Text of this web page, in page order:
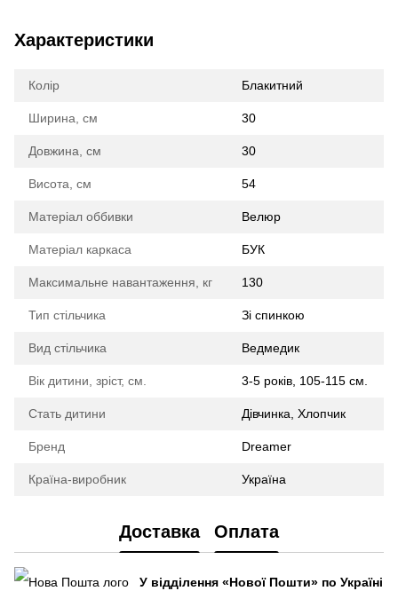
Характеристики
Колір Блакитний
Ширина, см 30
Довжина, см 30
Висота, см 54
Матеріал оббивки Велюр
Матеріал каркаса БУК
Максимальне навантаження, кг 130
Тип стільчика Зі спинкою
Вид стільчика Ведмедик
Вік дитини, зріст, см. 3-5 років, 105-115 см.
Стать дитини Дівчинка, Хлопчик
Бренд Dreamer
Країна-виробник Україна
Доставка Оплата
У відділення «Нової Пошти» по Україні